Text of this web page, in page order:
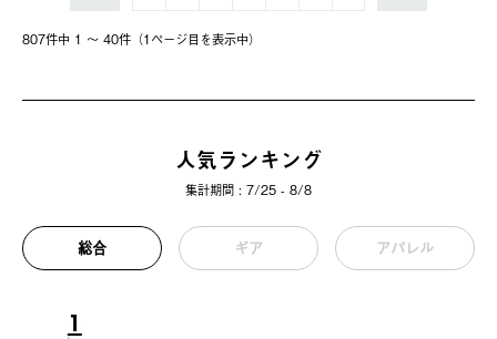
807件中 1 〜 40件（1ページ⽬を表⽰中）
人気ランキング
集計期間 : 7/25 - 8/8
総合 ギア アパレル
1